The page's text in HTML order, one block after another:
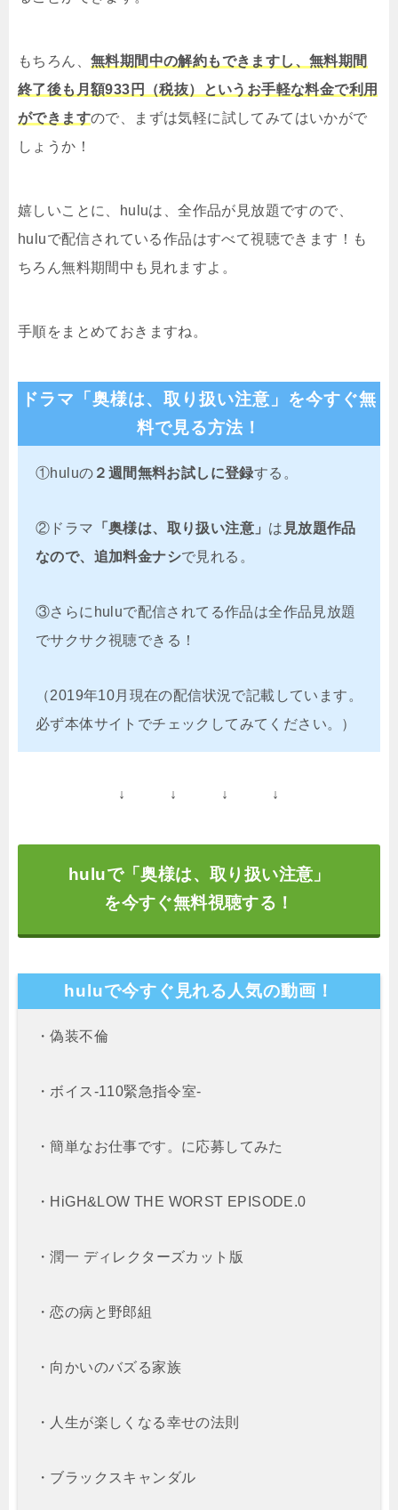
もちろん、 無料期間中の解約もできますし、無料期間
終了後も月額933円（税抜）というお手軽な料金で利用
ができますので、まずは気軽に試してみてはいかがで
しょうか！
嬉しいことに、huluは、全作品が見放題ですので、
huluで配信されている作品はすべて視聴できます！も
ちろん無料期間中も見れますよ。
手順をまとめておきますね。
ドラマ「奥様は、取り扱い注意」を今すぐ無
料で見る方法！
①huluの ２週間無料お試しに登録する。
②ドラマ 「奥様は、取り扱い注意」 は 見放題作品
なので、追加料金ナシで見れる。
③さらにhuluで配信されてる作品は全作品見放題
でサクサク視聴できる！
（2019年10月現在の配信状況で記載しています。
必ず本体サイトでチェックしてみてください。）
↓ ↓ ↓ ↓
huluで「奥様は、取り扱い注意」
を今すぐ無料視聴する！
huluで今すぐ見れる人気の動画！
・偽装不倫
・ボイス-110緊急指令室-
・簡単なお仕事です。に応募してみた
・HiGH&LOW THE WORST EPISODE.0
・潤一 ディレクターズカット版
・恋の病と野郎組
・向かいのバズる家族
・人生が楽しくなる幸せの法則
・ブラックスキャンダル